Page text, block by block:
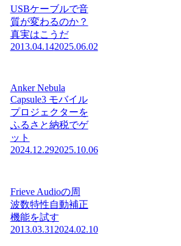
USBケーブルで音
質が変わるのか？
真実はこうだ
2013.04.142025.06.02
Anker Nebula
Capsule3 モバイル
プロジェクターを
ふるさと納税でゲ
ット
2024.12.292025.10.06
Frieve Audioの周
波数特性自動補正
機能を試す
2013.03.312024.02.10